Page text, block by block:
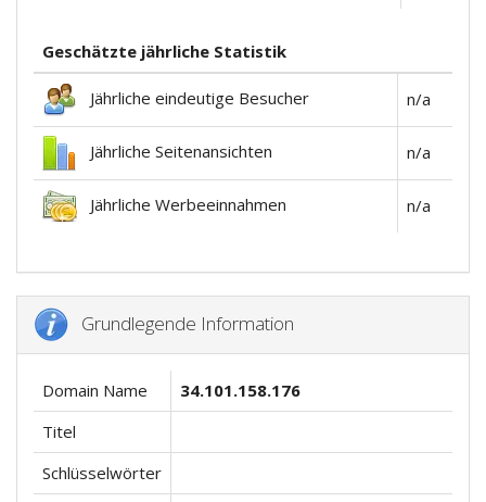
Geschätzte jährliche Statistik
Jährliche eindeutige Besucher n/a
Jährliche Seitenansichten n/a
Jährliche Werbeeinnahmen n/a
Grundlegende Information
Domain Name
34.101.158.176
Titel
Schlüsselwörter